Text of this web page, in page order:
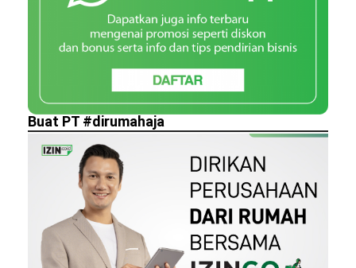
Buat PT #dirumahaja